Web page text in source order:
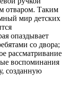
отваром. Таким
мир детских
опаздывает
со двора;
рассматривание
воспоминания
созданную